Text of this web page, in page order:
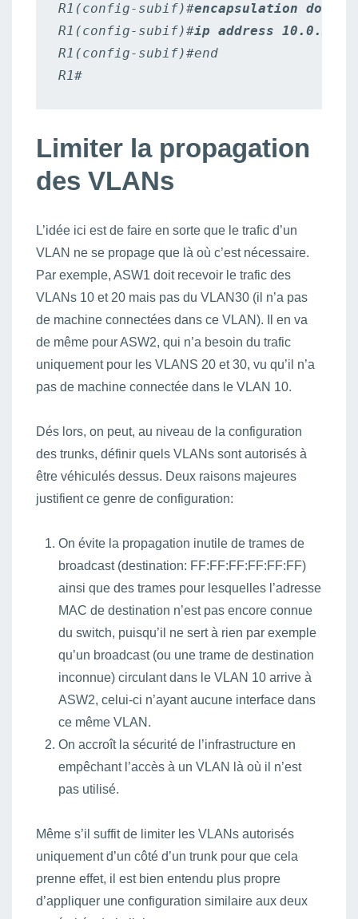
R1(config-subif)#encapsulation dot1Q
R1(config-subif)#ip address 10.0.30.1
R1(config-subif)#end
R1#
Limiter la propagation
des VLANs
L’idée ici est de faire en sorte que le trafic d’un
VLAN ne se propage que là où c’est nécessaire.
Par exemple, ASW1 doit recevoir le trafic des
VLANs 10 et 20 mais pas du VLAN30 (il n’a pas
de machine connectées dans ce VLAN). Il en va
de même pour ASW2, qui n’a besoin du trafic
uniquement pour les VLANS 20 et 30, vu qu’il n’a
pas de machine connectée dans le VLAN 10.
Dés lors, on peut, au niveau de la configuration
des trunks, définir quels VLANs sont autorisés à
être véhiculés dessus. Deux raisons majeures
justifient ce genre de configuration:
On évite la propagation inutile de trames de
broadcast (destination: FF:FF:FF:FF:FF:FF)
ainsi que des trames pour lesquelles l’adresse
MAC de destination n’est pas encore connue
du switch, puisqu’il ne sert à rien par exemple
qu’un broadcast (ou une trame de destination
inconnue) circulant dans le VLAN 10 arrive à
ASW2, celui-ci n’ayant aucune interface dans
ce même VLAN.
On accroît la sécurité de l’infrastructure en
empêchant l’accès à un VLAN là où il n’est
pas utilisé.
Même s’il suffit de limiter les VLANs autorisés
uniquement d’un côté d’un trunk pour que cela
prenne effet, il est bien entendu plus propre
d’appliquer une configuration similaire aux deux